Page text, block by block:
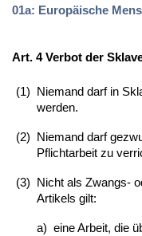
01a: Europäische
Art. 4 Verbot der
(1) Niemand darf in
werden.
(2) Niemand darf
Pflichtarbeit zu
(3) Nicht als Zwangs-
Artikels gilt:
a) eine Arbeit, die